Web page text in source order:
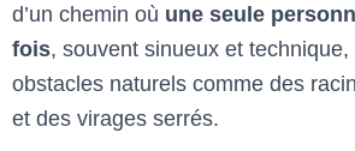
d’un chemin où une seule
fois, souvent sinueux et
obstacles naturels comme des
et des virages serrés.